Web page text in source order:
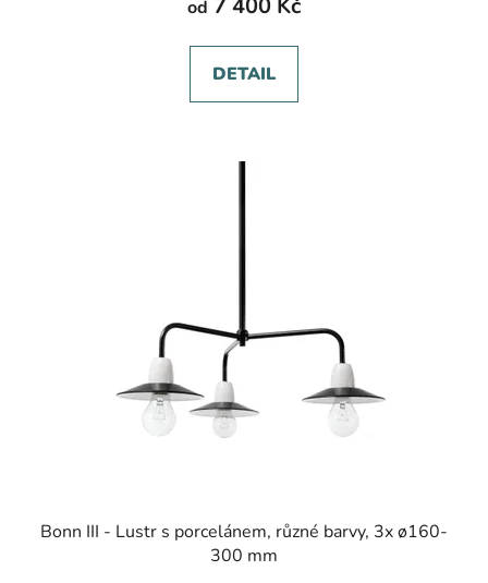
od 7 400 Kč
DETAIL
Bonn III - Lustr s porcelánem, různé barvy, 3x ø160-
300 mm